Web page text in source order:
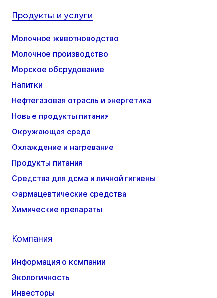
Продукты и услуги
Молочное животноводство
Молочное производство
Морское оборудование
Напитки
Нефтегазовая отрасль и энергетика
Новые продукты питания
Окружающая среда
Охлаждение и нагревание
Продукты питания
Средства для дома и личной гигиены
Фармацевтические средства
Химические препараты
Компания
Информация о компании
Экологичность
Инвесторы